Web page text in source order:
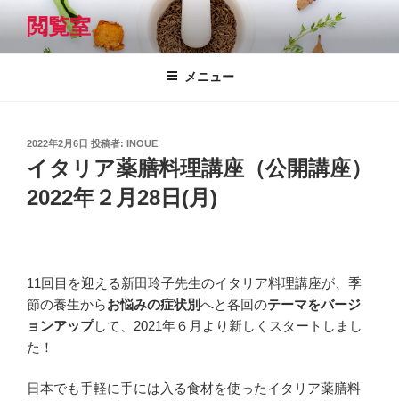
テ
閲覧室
メニュー
投
日:
2022年2月6日 投稿者: INOUE
イタリア薬膳料理講座（公開講座）
2022年２月28日(月)
11回目を迎える新田玲子先生のイタリア料理講座が、季
節の養生からお悩みの症状別へと各回のテーマをバージ
ョンアップして、2021年６月より新しくスタートしまし
た！
日本でも手軽に手には入る食材を使ったイタリア薬膳料